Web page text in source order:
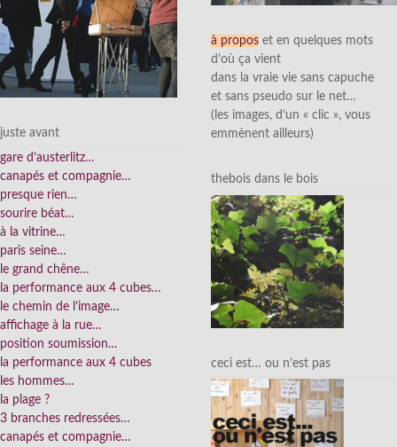
juste avant
gare d’austerlitz…
canapés et compagnie…
presque rien…
sourire béat…
à la vitrine…
paris seine…
le grand chêne…
la performance aux 4 cubes…
le chemin de l’image…
affichage à la rue…
position soumission…
la performance aux 4 cubes
les hommes…
la plage ?
3 branches redressées…
canapés et compagnie…
à propos et en quelques mots
d’où ça vient
dans la vraie vie sans capuche
et sans pseudo sur le net…
(les images, d’un « clic », vous
emmènent ailleurs)
thebois dans le bois
ceci est… ou n’est pas